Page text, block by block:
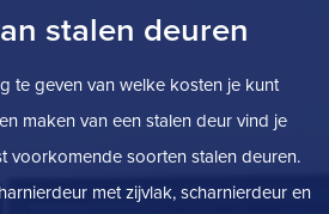
stalen deuren
te geven van welke kosten je kunt
maken van een stalen deur vind je
voorkomende soorten stalen deuren.
met zijvlak, scharnierdeur en